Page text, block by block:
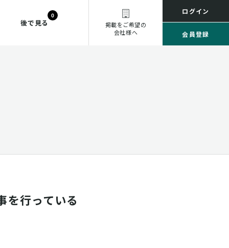
後で見る
0
掲載をご希望の
会社様へ
ログイン
会員登録
を行っている